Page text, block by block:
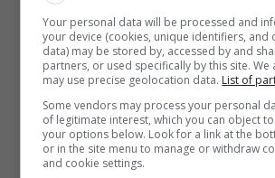
In questi giorni il regime apre
questo il punto centrale della
facciamo oggi.
Your personal data will be processed and
your device (cookies, unique identifiers, and
data) may be stored by, accessed by and
partners, or used specifically by this site.
may use precise geolocation data. List of
Some vendors may process your personal
of legitimate interest, which you can object
your options below. Look for a link at the
or in the site menu to manage or withdraw
and cookie settings.